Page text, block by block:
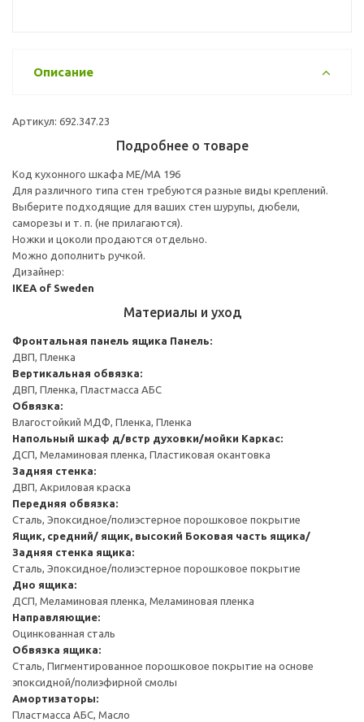
Описание
Артикул: 692.347.23
Подробнее о товаре
Код кухонного шкафа ME/MA 196
Для различного типа стен требуются разные виды креплений.
Выберите подходящие для ваших стен шурупы, дюбели,
саморезы и т. п. (не прилагаются).
Ножки и цоколи продаются отдельно.
Можно дополнить ручкой.
Дизайнер:
IKEA of Sweden
Материалы и уход
Фронтальная панель ящика Панель:
ДВП, Пленка
Вертикальная обвязка:
ДВП, Пленка, Пластмасса АБС
Обвязка:
Влагостойкий МДФ, Пленка, Пленка
Напольный шкаф д/встр духовки/мойки Каркас:
ДСП, Меламиновая пленка, Пластиковая окантовка
Задняя стенка:
ДВП, Акриловая краска
Передняя обвязка:
Сталь, Эпоксидное/полиэстерное порошковое покрытие
Ящик, средний/ ящик, высокий Боковая часть ящика/
Задняя стенка ящика:
Сталь, Эпоксидное/полиэстерное порошковое покрытие
Дно ящика:
ДСП, Меламиновая пленка, Меламиновая пленка
Направляющие:
Оцинкованная сталь
Обвязка ящика:
Сталь, Пигментированное порошковое покрытие на основе
эпоксидной/полиэфирной смолы
Амортизаторы:
Пластмасса АБС, Масло